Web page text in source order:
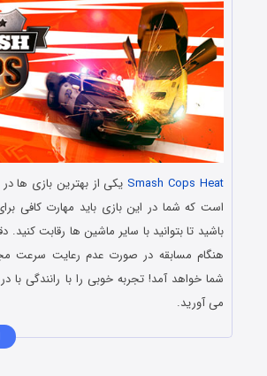
Smash Cops Heatیکی از بهترین بازی ها
است که شما در این بازی باید مهارت کافی
باشید تا بتوانید با سایر ماشین ها رقابت
هنگام مسابقه در صورت عدم رعایت سرعت
شما خواهد آمد! تجربه خوبی را با رانندگی با
می آورید.